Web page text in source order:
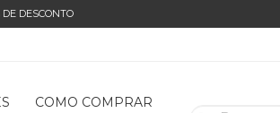
DESCONTO
COMO COMPRAR